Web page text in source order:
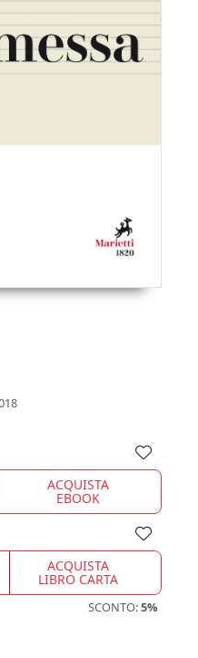
ACQUISTA
EBOOK
ACQUISTA
LIBRO CARTA
SCONTO:5%